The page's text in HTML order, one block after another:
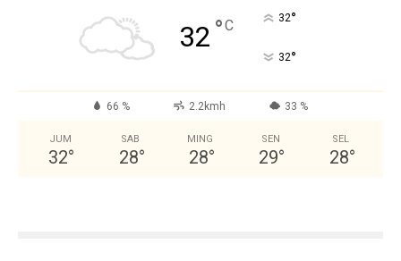
32 °C 32°
32°
66 % 2.2kmh 33 %
JUM
32°
SAB
28°
MING
28°
SEN
29°
SEL
28°